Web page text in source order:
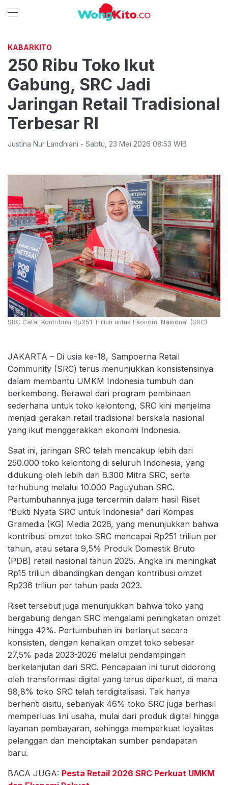
KABARKITO
250 Ribu Toko Ikut
Gabung, SRC Jadi
Jaringan Retail Tradisional
Terbesar RI
Justina Nur Landhiani - Sabtu 23 Mei 2026 08:53 WIB
SRC Catat Kontribusi Rp251 Triliun untuk Ekonomi Nasional (SRC)
JAKARTA – Di usia ke-18, Sampoerna Retail
Community (SRC) terus menunjukkan konsistensinya
dalam membantu UMKM Indonesia tumbuh dan
berkembang. Berawal dari program pembinaan
sederhana untuk toko kelontong, SRC kini menjelma
menjadi gerakan retail tradisional berskala nasional
yang ikut menggerakkan ekonomi Indonesia.
Saat ini, jaringan SRC telah mencakup lebih dari
250.000 toko kelontong di seluruh Indonesia, yang
didukung oleh lebih dari 6.300 Mitra SRC, serta
terhubung melalui 10.000 Paguyuban SRC.
Pertumbuhannya juga tercermin dalam hasil Riset
“Bukti Nyata SRC untuk Indonesia” dari Kompas
Gramedia (KG) Media 2026, yang menunjukkan bahwa
kontribusi omzet toko SRC mencapai Rp251 triliun per
tahun, atau setara 9,5% Produk Domestik Bruto
(PDB) retail nasional tahun 2025. Angka ini meningkat
Rp15 triliun dibandingkan dengan kontribusi omzet
Rp236 triliun per tahun pada 2023.
Riset tersebut juga menunjukkan bahwa toko yang
bergabung dengan SRC mengalami peningkatan omzet
hingga 42%. Pertumbuhan ini berlanjut secara
konsisten, dengan kenaikan omzet toko sebesar
27,5% pada 2023-2026 melalui pendampingan
berkelanjutan dari SRC. Pencapaian ini turut didorong
oleh transformasi digital yang terus diperkuat, di mana
98,8% toko SRC telah terdigitalisasi. Tak hanya
berhenti disitu, sebanyak 46% toko SRC juga berhasil
memperluas lini usaha, mulai dari produk digital hingga
layanan pembayaran, sehingga memperkuat loyalitas
pelanggan dan menciptakan sumber pendapatan
baru.
BACA JUGA: Pesta Retail 2026 SRC Perkuat UMKM